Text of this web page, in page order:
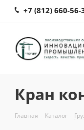
+7 (812) 660-56-
Кран
Главная - Каталог -